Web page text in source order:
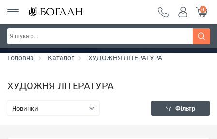
РОЗПРОДАЖ ~ 150 грн ~ 200 грн ~ 250 грн ~
300 грн ~ РОЗПРОДАЖ
Дізнатись більше
0
Головна Каталог ХУДОЖНЯ ЛІТЕРАТУРА
ХУДОЖНЯ ЛІТЕРАТУРА
Новинки Фільтр